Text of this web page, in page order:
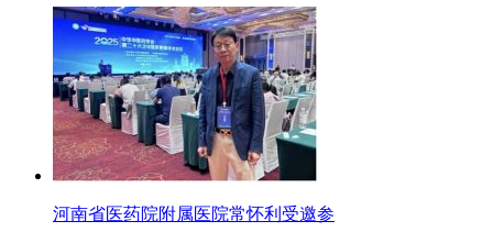
河南省医药院附属医院常怀利受邀参